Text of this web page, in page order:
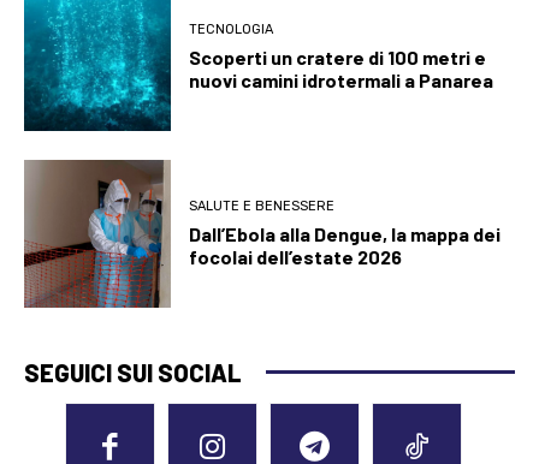
TECNOLOGIA
Scoperti un cratere di 100 metri e
nuovi camini idrotermali a Panarea
SALUTE E BENESSERE
Dall’Ebola alla Dengue, la mappa dei
focolai dell’estate 2026
SEGUICI SUI SOCIAL